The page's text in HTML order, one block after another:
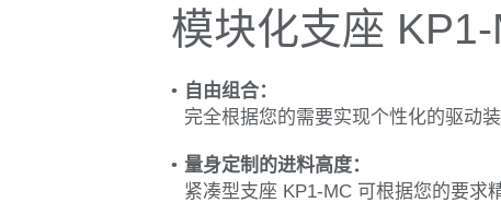
模块化支座 KP1-
自由组合：
完全根据您的需要实现个性化的驱动
量身定制的进料高度：
紧凑型支座 KP1-MC 可根据您的要求